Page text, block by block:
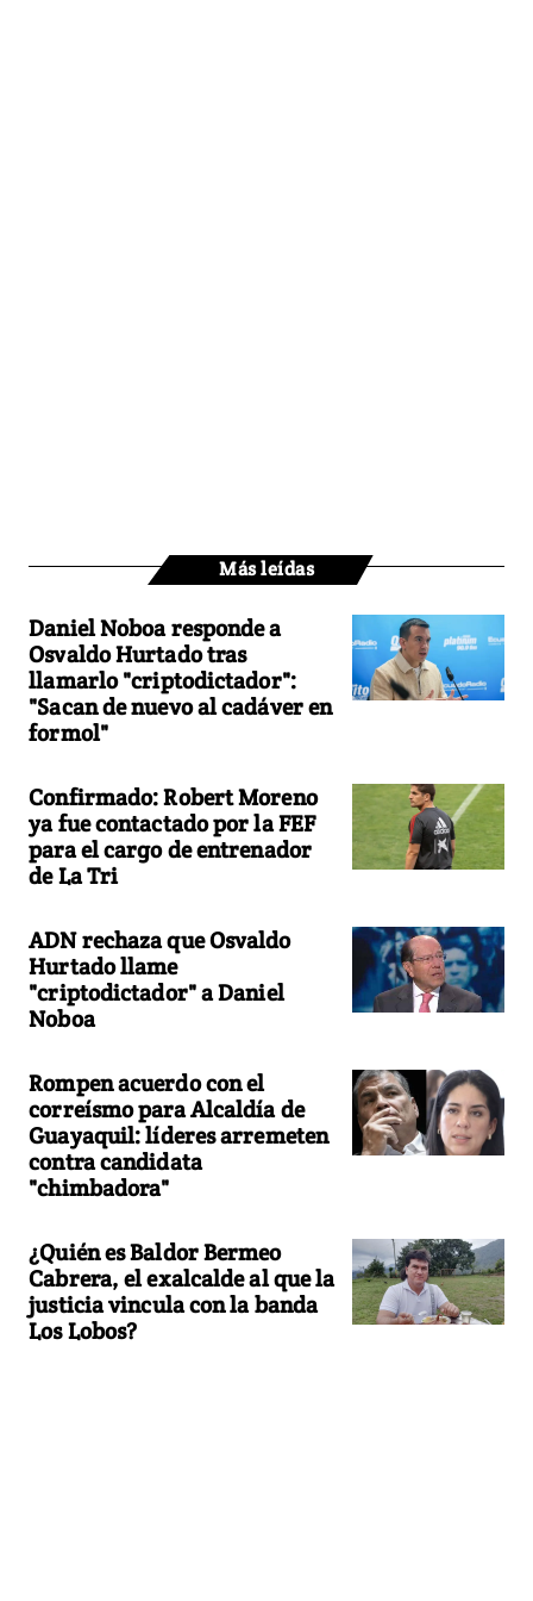
Más leídas
Daniel Noboa responde a
Osvaldo Hurtado tras
llamarlo "criptodictador":
"Sacan de nuevo al cadáver en
formol"
Confirmado: Robert Moreno
ya fue contactado por la FEF
para el cargo de entrenador
de La Tri
ADN rechaza que Osvaldo
Hurtado llame
"criptodictador" a Daniel
Noboa
Rompen acuerdo con el
correísmo para Alcaldía de
Guayaquil: líderes arremeten
contra candidata
"chimbadora"
¿Quién es Baldor Bermeo
Cabrera, el exalcalde al que la
justicia vincula con la banda
Los Lobos?